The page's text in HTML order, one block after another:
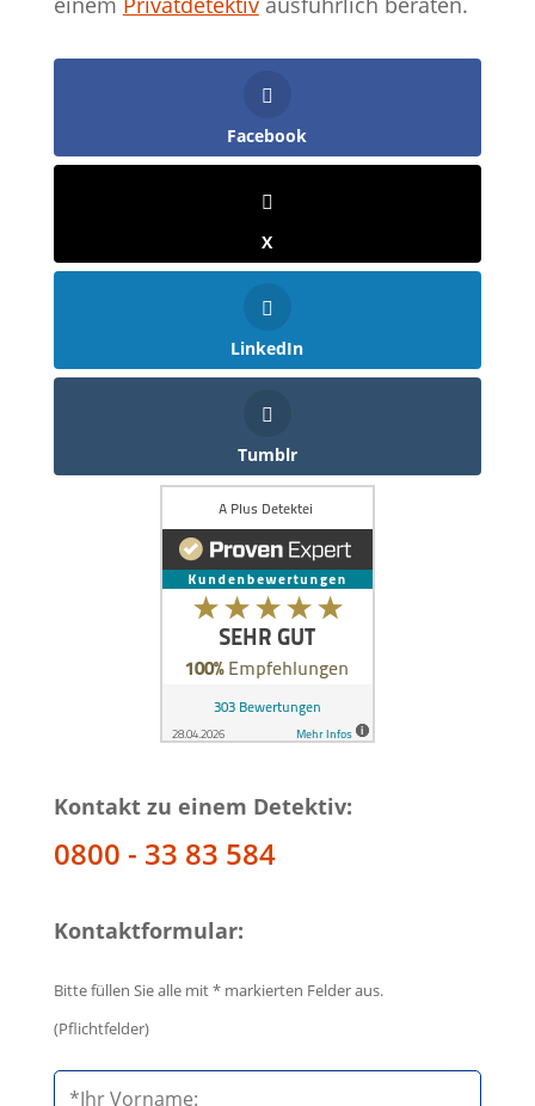
Facebook
X
LinkedIn
Tumblr
Kontakt zu einem Detektiv:
0800 - 33 83 584
Kontaktformular:
Bitte füllen Sie alle mit * markierten Felder aus.
(Pflichtfelder)